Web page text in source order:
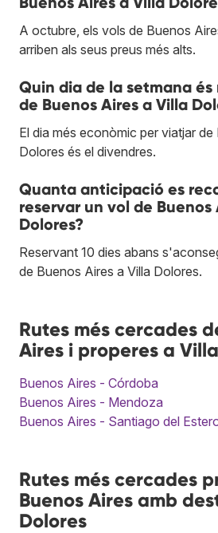
A octubre, els vols de Buenos
arriben als seus preus més alts.
Quin dia de la setmana
de Buenos Aires a Villa
El dia més econòmic per viatjar
Dolores és el divendres.
Quanta anticipació es
reservar un vol de Buenos
Dolores?
Reservant 10 dies abans
de Buenos Aires a Villa Dolores.
Rutes més cercades
Aires i properes a
Buenos Aires - Córdoba
Buenos Aires - Mendoza
Buenos Aires - Santiago del
Rutes més cercades
Buenos Aires amb
Dolores